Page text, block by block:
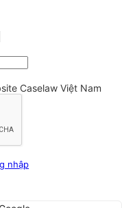
Caselaw Việt Nam
nhập